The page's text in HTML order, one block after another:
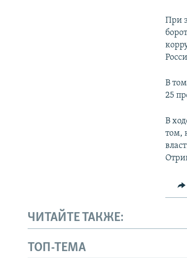
При
В
25
В
том,
ЧИТАЙТЕ ТАКЖЕ:
ТОП-ТЕМА